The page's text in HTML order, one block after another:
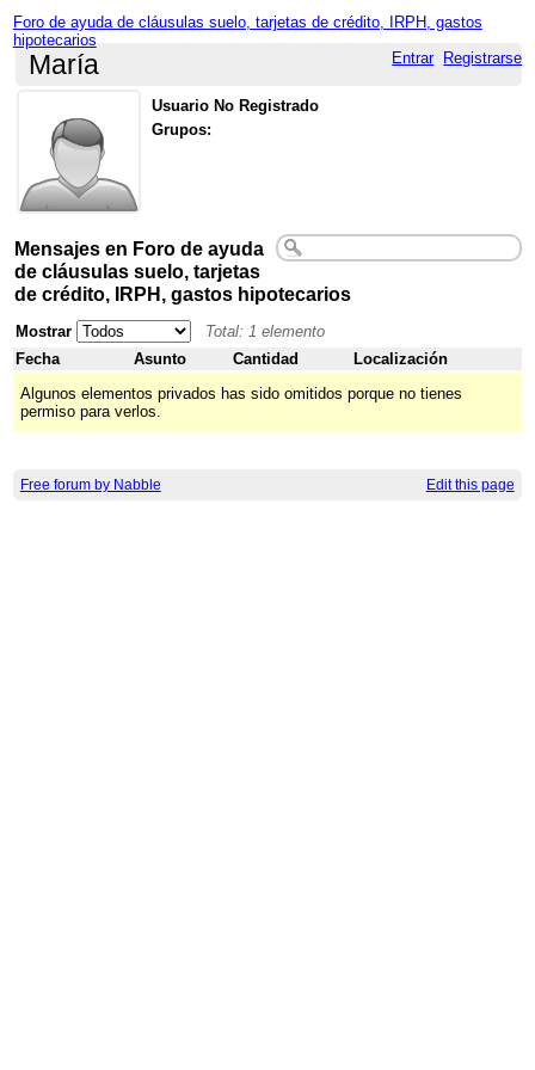
Foro de ayuda de cláusulas suelo, tarjetas de crédito, IRPH, gastos
hipotecarios
Entrar
Registrarse
María
Usuario No Registrado
Grupos:
Mensajes en Foro de ayuda
de cláusulas suelo, tarjetas
de crédito, IRPH, gastos hipotecarios
Mostrar
Total: 1 elemento
Fecha
Asunto Cantidad
Localización
Algunos elementos privados has sido omitidos porque no tienes
permiso para verlos.
Free forum by Nabble Edit this page